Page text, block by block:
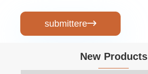
submittere
New Products